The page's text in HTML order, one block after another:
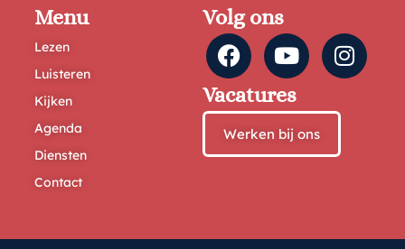
Menu
Lezen
Luisteren
Kijken
Agenda
Diensten
Contact
Volg ons
Vacatures
Werken bij ons